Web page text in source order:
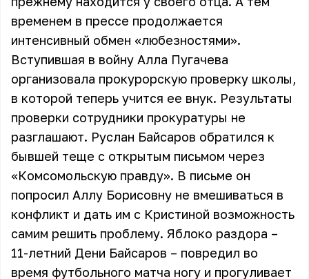
временем в прессе продолжается
интенсивный обмен «любезностями».
Вступившая в войну Алла Пугачева
организовала прокурорскую проверку школы,
в которой теперь учится ее внук. Результаты
проверки сотрудники прокуратуры не
разглашают. Руслан Байсаров обратился к
бывшей теще с открытым письмом через
«Комсомольскую правду». В письме он
попросил Аллу Борисовну не вмешиваться в
конфликт и дать им с Кристиной возможность
самим решить проблему. Яблоко раздора –
11-летний Дени Байсаров – повредил во
время футбольного матча ногу и прогуливает